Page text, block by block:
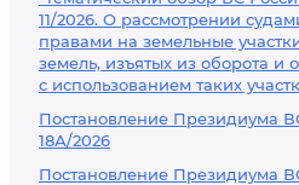
11/2026. О рассмотрении
правами на земельные
земель, изъятых из оборота и
с использованием таких
Постановление Президиума
18А/2026
Постановление Президиума